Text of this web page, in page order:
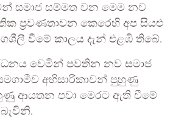
සමාජ සම්මත වන මෙම නව
ප්‍රවණතාවන කෙරෙහි අප සියළු
වීමේ කාලය දැන් එළඹී තිබේ.
වෙමින් පවතින නව සමාජ
අභිසාරිකාවන් පුහුණු
ආයතන පවා මෙරට ඇති වීමේ